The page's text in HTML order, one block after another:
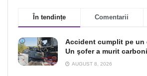
În tendințe Comentarii
Accident cumplit pe un
Un şofer a murit
AUGUST 8, 2026